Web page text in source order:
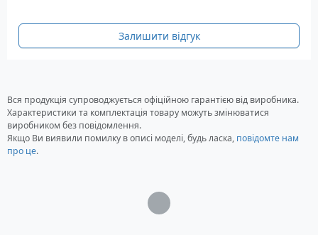
Кабель для з'єднання з комп'ютером
Гумові підп'ятники для настільних
Залишити відгук
Вся продукція супроводжується офіційною гарантією від виробника.
Характеристики та комплектація товару можуть змінюватися
виробником без повідомлення.
Якщо Ви виявили помилку в описі моделі, будь ласка, повідомте нам
про це.
Загрузка...